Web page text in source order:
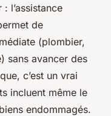
l’assistance
de
(plombier,
sans avancer des
c’est un vrai
incluent même le
endommagés.